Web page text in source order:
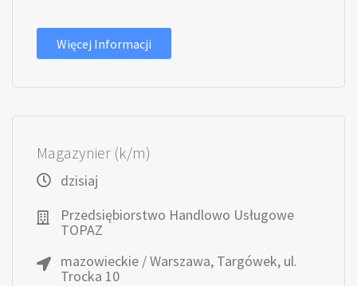
Więcej Informacji
Magazynier (k/m)
dzisiaj
Przedsiębiorstwo Handlowo Usługowe
TOPAZ
mazowieckie / Warszawa, Targówek, ul.
Trocka 10